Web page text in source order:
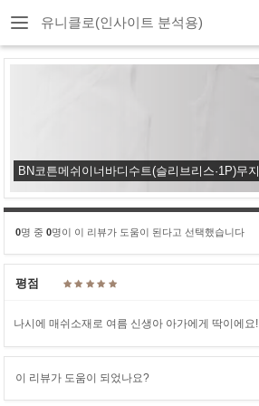
유니클로(인사이트 분석용)
BN코튼메쉬이너바디수트(슬리브리스·1P)무지
0명 중 0명이 이 리뷰가 도움이 된다고 선택했습니다
평점
나시에 매쉬소재로 여름 신생아 아가에게 딱이에요!
이 리뷰가 도움이 되었나요?